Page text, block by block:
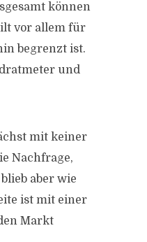
können
vor allem für
begrenzt ist.
und
mit keiner
Nachfrage,
aber wie
ist mit einer
Markt